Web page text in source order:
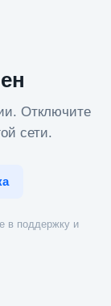
Отключите
сети.
в поддержку и